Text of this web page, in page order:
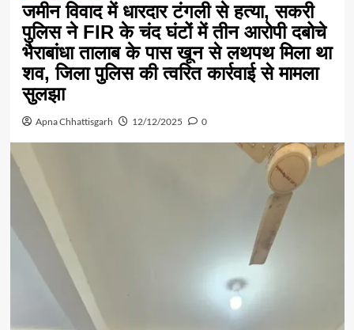
जमीन विवाद में धारदार टंगली से हत्या, सकरी
पुलिस ने FIR के चंद घंटों में तीन आरोपी दबोचे
भैराबांधा तालाब के पास खून से लथपथ मिला था
शव, जिला पुलिस की त्वरित कार्रवाई से मामला
सुलझा
Apna Chhattisgarh 12/12/2025 0